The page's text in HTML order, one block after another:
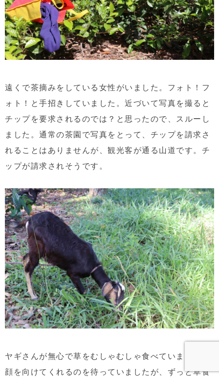
遠くで茶摘みをしている女性がいました。フォト！フ
ォト！と手招きしていました。近づいて写真を撮ると
チップを要求されるのでは？と思ったので、スルーし
ました。通常の茶園で写真をとって、チップを請求さ
れることはありませんが、観光客が通る山道です。チ
ップが請求されそうです。
ヤギさんが無心で草をむしゃむしゃ食べていました。
顔を向けてくれるのを待っていましたが、ずっと草食